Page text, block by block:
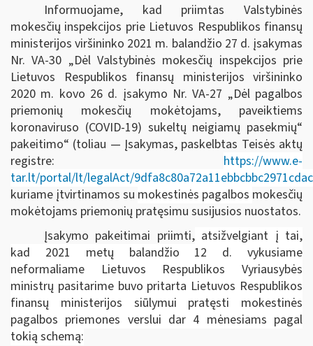
Informuojame, kad priimtas Valstybinės
mokesčių inspekcijos prie Lietuvos Respublikos finansų
ministerijos viršininko 2021 m. balandžio 27 d. įsakymas
Nr. VA-30 „Dėl Valstybinės mokesčių inspekcijos prie
Lietuvos Respublikos finansų ministerijos viršininko
2020 m. kovo 26 d. įsakymo Nr. VA-27 „Dėl pagalbos
priemonių mokesčių mokėtojams, paveiktiems
koronaviruso (COVID-19) sukeltų neigiamų pasekmių“
pakeitimo“ (toliau — Įsakymas, paskelbtas Teisės aktų
registre: https://www.e-
tar.lt/portal/lt/legalAct/
kuriame įtvirtinamos su mokestinės pagalbos mokesčių
mokėtojams priemonių pratęsimu susijusios nuostatos.
Įsakymo pakeitimai priimti,atsižvelgiant į tai,
kad 2021 metų balandžio 12 d. vykusiame
neformaliame Lietuvos Respublikos Vyriausybės
ministrų pasitarime buvo pritarta Lietuvos Respublikos
finansų ministerijos siūlymui pratęsti mokestinės
pagalbos priemones verslui dar 4 mėnesiams pagal
tokią schemą: